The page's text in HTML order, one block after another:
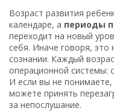
Возраст развития
календаре, а периоды
переходит на новый
себя. Иначе говоря, это
сознании. Каждый
операционной системы:
И если вы не
можете принять
за непослушание.